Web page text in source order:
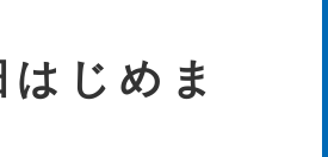
じめま